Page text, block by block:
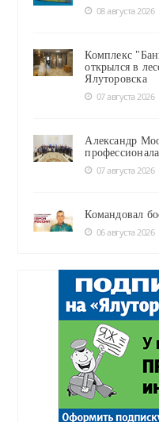
08 августа 2026
Комплекс
открылся в
Ялуторовска
07 августа 2026
Александр
07 августа 2026
Командовал
06 августа 2026